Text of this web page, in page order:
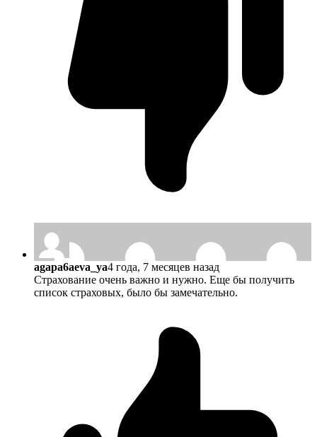
agapa6aeva_ya4 года, 7 месяцев назад
Страхование очень важно и нужно. Еще бы получить
список страховых, было бы замечательно.